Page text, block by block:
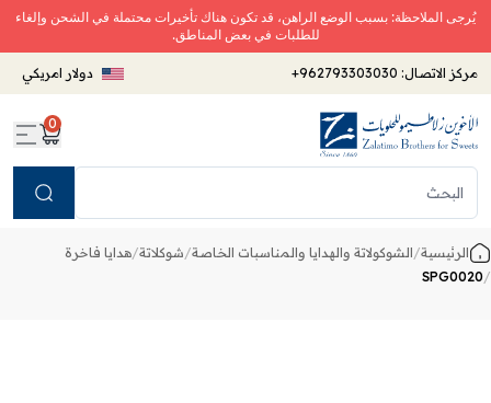
يُرجى الملاحظة: بسبب الوضع الراهن، قد تكون هناك تأخيرات محتملة في الشحن وإلغاء
للطلبات في بعض المناطق.
مركز الاتصال: +962793303030 دولار امريكي
0
الرئيسية/الشوكولاتة والهدايا والمناسبات الخاصة/شوكلاتة/هدايا فاخرة
/
SPG0020